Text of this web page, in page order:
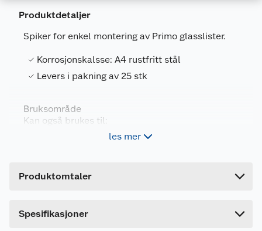
Produktdetaljer
Spiker for enkel montering av Primo glasslister.
Korrosjonskalsse: A4 rustfritt stål
Levers i pakning av 25 stk
Bruksområde
Kan også brukes til:
Pyntelister
les mer
Produktomtaler
Spesifikasjoner
Leverandørens artikkelnummer